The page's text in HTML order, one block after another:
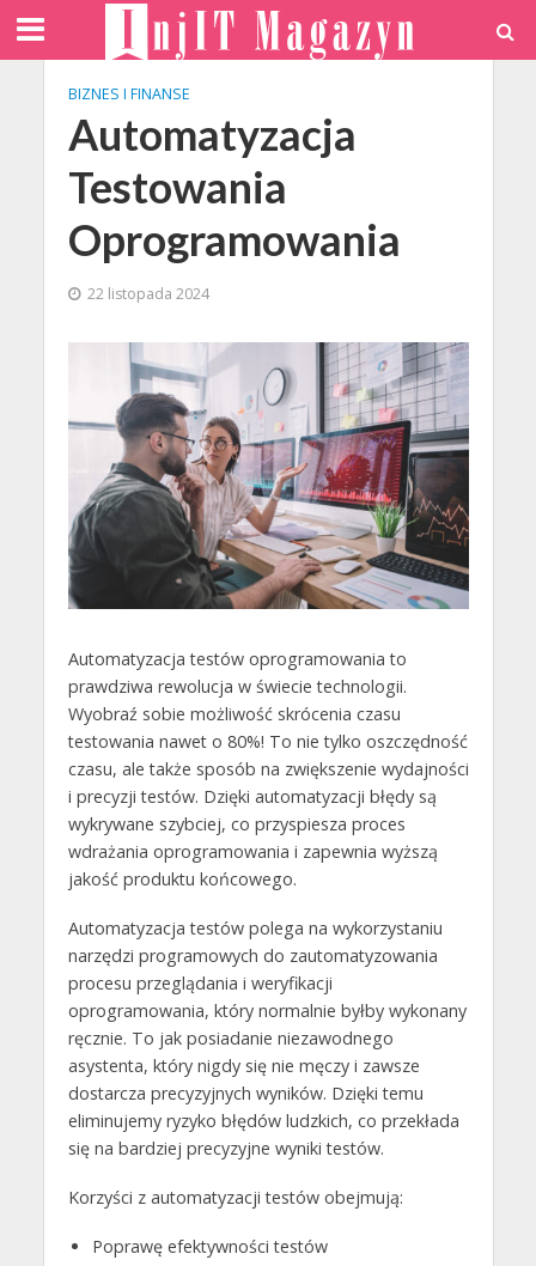
BIZNES I FINANSE
Automatyzacja
Testowania
Oprogramowania
22 listopada 2024
Automatyzacja testów oprogramowania to
prawdziwa rewolucja w świecie technologii.
Wyobraź sobie możliwość skrócenia czasu
testowania nawet o 80%! To nie tylko oszczędność
czasu, ale także sposób na zwiększenie wydajności
i precyzji testów. Dzięki automatyzacji błędy są
wykrywane szybciej, co przyspiesza proces
wdrażania oprogramowania i zapewnia wyższą
jakość produktu końcowego.
Automatyzacja testów polega na wykorzystaniu
narzędzi programowych do zautomatyzowania
procesu przeglądania i weryfikacji
oprogramowania, który normalnie byłby wykonany
ręcznie. To jak posiadanie niezawodnego
asystenta, który nigdy się nie męczy i zawsze
dostarcza precyzyjnych wyników. Dzięki temu
eliminujemy ryzyko błędów ludzkich, co przekłada
się na bardziej precyzyjne wyniki testów.
Korzyści z automatyzacji testów obejmują:
Poprawę efektywności testów